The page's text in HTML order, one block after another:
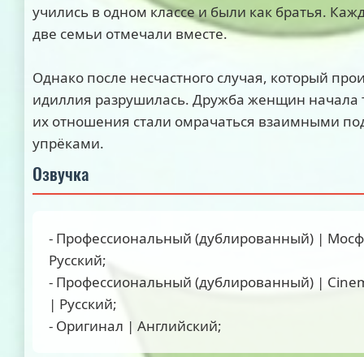
учились в одном классе и были как братья.
две семьи отмечали вместе.
Однако после несчастного случая, который
идиллия разрушилась. Дружба женщин
их отношения стали омрачаться взаимными
упрёками.
Озвучка
- Профессиональный (дублированный) |
Русский;
- Профессиональный (дублированный) |
| Русский;
- Оригинал | Английский;